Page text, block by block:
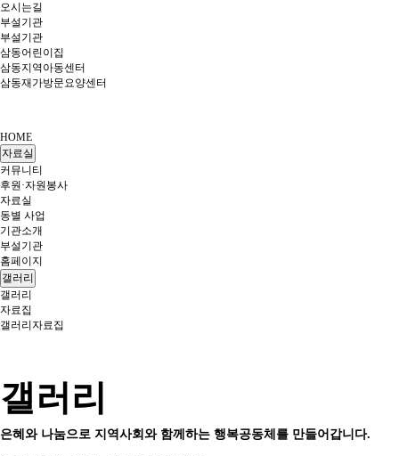
오시는길
부설기관
부설기관
삼동어린이집
삼동지역아동센터
삼동재가방문요양센터
HOME
자료실
커뮤니티
후원·자원봉사
자료실
동별 사업
기관소개
부설기관
홈페이지
갤러리
갤러리
자료집
갤러리 자료집
갤러리
은혜와 나눔으로 지역사회와 함께하는 행복공동체를 만들어갑니다.